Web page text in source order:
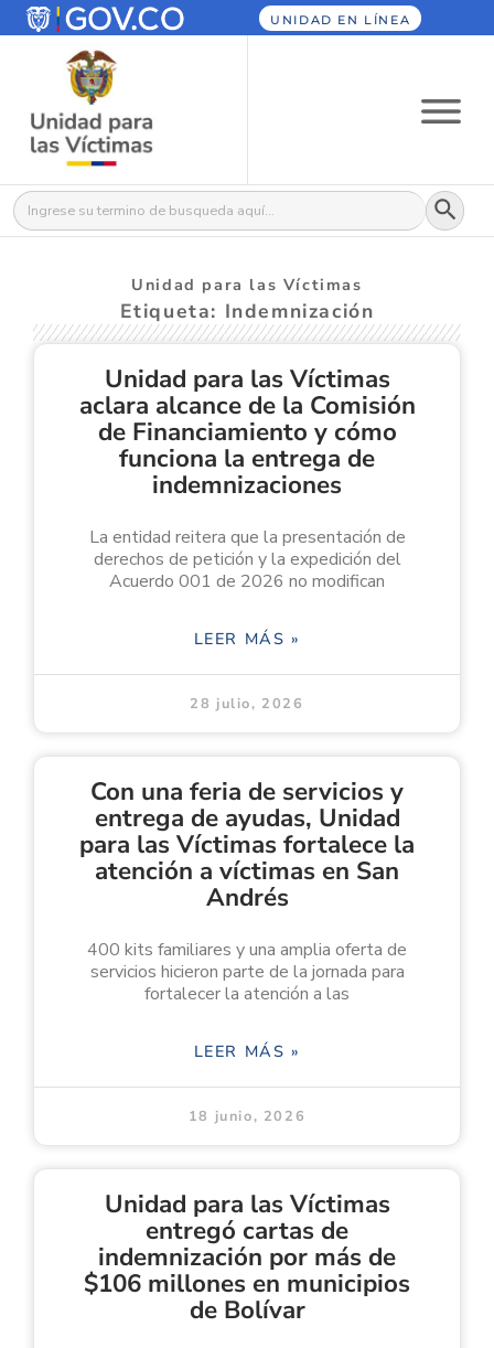
UNIDAD EN LÍNEA
Buscar: Botón
Unidad para las Víctimas
Etiqueta: Indemnización
Unidad para las Víctimas
aclara alcance de la Comisión
de Financiamiento y cómo
funciona la entrega de
indemnizaciones
La entidad reitera que la presentación de
derechos de petición y la expedición del
Acuerdo 001 de 2026 no modifican
LEER MÁS »
28 julio, 2026
Con una feria de servicios y
entrega de ayudas, Unidad
para las Víctimas fortalece la
atención a víctimas en San
Andrés
400 kits familiares y una amplia oferta de
servicios hicieron parte de la jornada para
fortalecer la atención a las
LEER MÁS »
18 junio, 2026
Unidad para las Víctimas
entregó cartas de
indemnización por más de
$106 millones en municipios
de Bolívar